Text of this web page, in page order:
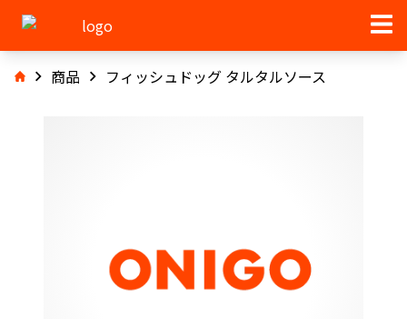
商品 フィッシュドッグ タルタルソース